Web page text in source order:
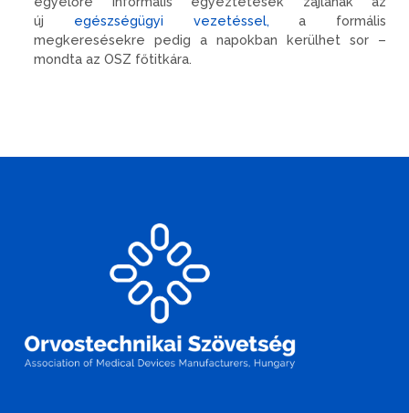
új egészségügyi vezetéssel, a formális
megkeresésekre pedig a napokban kerülhet sor –
mondta az OSZ főtitkára.